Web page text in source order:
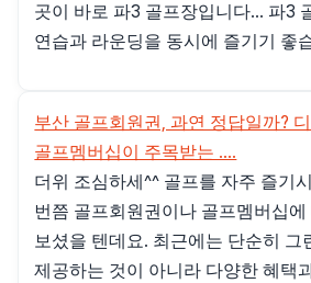
곳이 바로 파3 골프장입니다... 파3
연습과 라운딩을 동시에 즐기기 좋
부산 골프회원권, 과연 정답일까?
골프멤버십이 주목받는 ....
더위 조심하세^^ 골프를 자주 즐기
번쯤 골프회원권이나 골프멤버십에
보셨을 텐데요. 최근에는 단순히 그
제공하는 것이 아니라 다양한 혜택